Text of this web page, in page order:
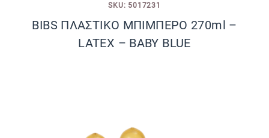
SKU: 5017231
BIBS ΠΛΑΣΤΙΚΟ ΜΠΙΜΠΕΡΟ 270ml –
LATEX – BABY BLUE